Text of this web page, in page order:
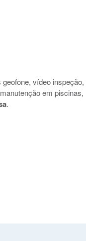
vídeo inspeção,
em piscinas,
.